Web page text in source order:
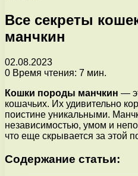
Все секреты
манчкин
02.08.2023
0 Время чтения: 7 мин.
Кошки породы манчкин —
кошачьих. Их удивительно
поистине уникальными.
независимостью, умом и
что еще скрывается за этой
Содержание статьи: